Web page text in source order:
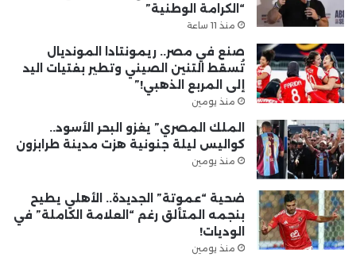
“الكرامة الوطنية”
منذ 11 ساعة
صنع في مصر.. ريمونتادا المونديال
تُسقط التنين الصيني وتطير بفتيات اليد
إلى المربع الذهبي!”
منذ يومين
الملك المصري” يغزو البحر الأسود..
كواليس ليلة جنونية هزت مدينة طرابزون
منذ يومين
ضحية “عموتة” الجديدة.. الأهلي يطيح
بنجمه المتألق رغم “العلامة الكاملة” في
الوديات!
منذ يومين